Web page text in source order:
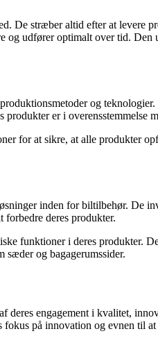
stræber altid efter at levere
udfører optimalt over tid.
og
er i overensstemmelse
for at sikre, at alle produkter
inden for biltilbehør. De
forbedre deres produkter.
funktioner i deres produkter.
sæder og bagagerumssider.
engagement i kvalitet,
på innovation og evnen til